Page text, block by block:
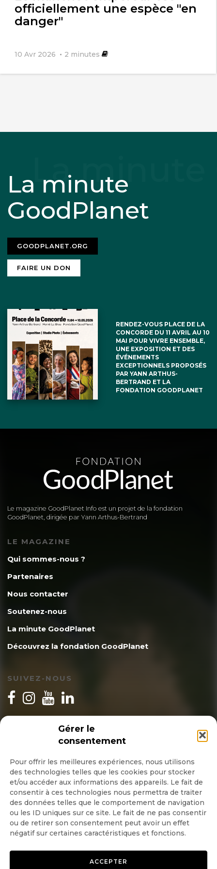
Gérer le
consentement
Pour offrir les meilleures expériences, nous utilisons
des technologies telles que les cookies pour stocker
et/ou accéder aux informations des appareils. Le fait de
consentir à ces technologies nous permettra de traiter
des données telles que le comportement de navigation
ou les ID uniques sur ce site. Le fait de ne pas consentir
ou de retirer son consentement peut avoir un effet
négatif sur certaines caractéristiques et fonctions.
ACCEPTER
officiellement une espèce "en
danger"
10 Avr 2026 2 minutes
La minute
GoodPlanet
GOODPLANET.ORG
FAIRE UN DON
RENDEZ-VOUS PLACE DE LA
CONCORDE DU 11 AVRIL AU 10
MAI POUR VIVRE ENSEMBLE,
UNE EXPOSITION ET DES
ÉVÉNEMENTS
EXCEPTIONNELS PROPOSÉS
PAR YANN ARTHUS-
BERTRAND ET LA
FONDATION GOODPLANET
Le magazine GoodPlanet Info est un projet de la fondation
GoodPlanet, dirigée par Yann Arthus-Bertrand
LE MAGAZINE
Qui sommes-nous ?
Partenaires
Nous contacter
Soutenez-nous
La minute GoodPlanet
Découvrez la fondation GoodPlanet
SUIVEZ-NOUS
INSCRIPTION NEWSLETTER
Quotidienne
Hebdo
OK